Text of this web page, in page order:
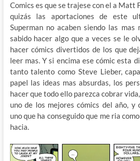
Comics es que se trajese con el a Matt
quizás las aportaciones de este
Superman no acaben siendo las mas
sabido hacer algo que a veces se le
hacer cómics divertidos de los que
leer mas. Y si encima ese cómic esta
tanto talento como Steve Lieber,
papel las ideas mas absurdas, los
hacer que todo ello parezca cobrar
uno de los mejores cómics del año, y
uno que ha conseguido que me ria
hacia.